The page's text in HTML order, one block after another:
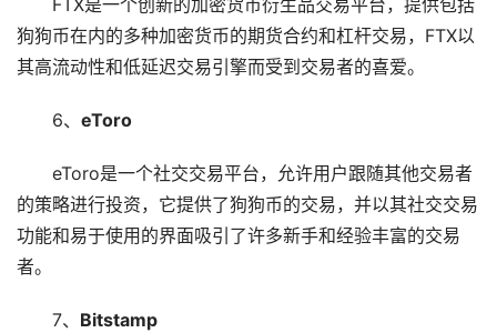
FTX是一个创新的加密货币衍生品交易平台，提供包括
狗狗币在内的多种加密货币的期货合约和杠杆交易，FTX以
其高流动性和低延迟交易引擎而受到交易者的喜爱。
6、 eToro
eToro是一个社交交易平台，允许用户跟随其他交易者
的策略进行投资，它提供了狗狗币的交易，并以其社交交易
功能和易于使用的界面吸引了许多新手和经验丰富的交易
者。
7、 Bitstamp